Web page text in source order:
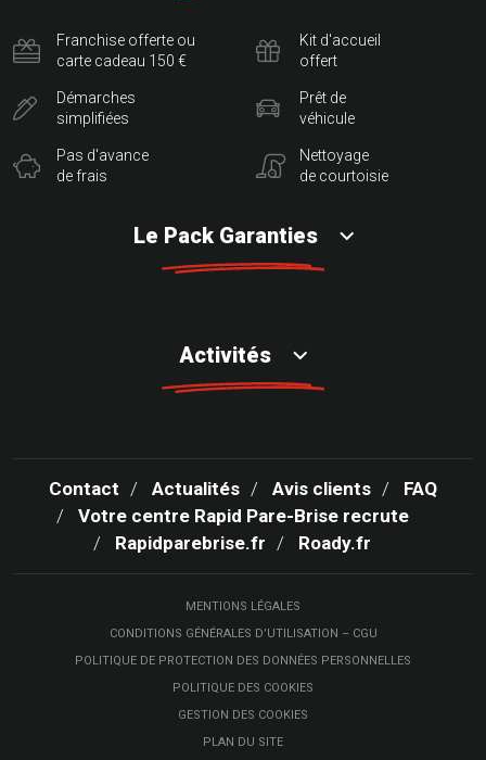
Franchise offerte ou
carte cadeau 150 €
Démarches
simplifiées
Pas d'avance
de frais
Kit d'accueil
offert
Prêt de
véhicule
Nettoyage
de courtoisie
Le Pack Garanties
Activités
Contact Actualités Avis clients
FAQ
Votre centre Rapid Pare-Brise recrute
Rapidparebrise.fr
Roady.fr
MENTIONS LÉGALES
CONDITIONS GÉNÉRALES D’UTILISATION – CGU
POLITIQUE DE PROTECTION DES DONNÉES PERSONNELLES
POLITIQUE DES COOKIES
GESTION DES COOKIES
PLAN DU SITE